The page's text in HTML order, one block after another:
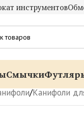
инструментов
Смычки
/Канифоли